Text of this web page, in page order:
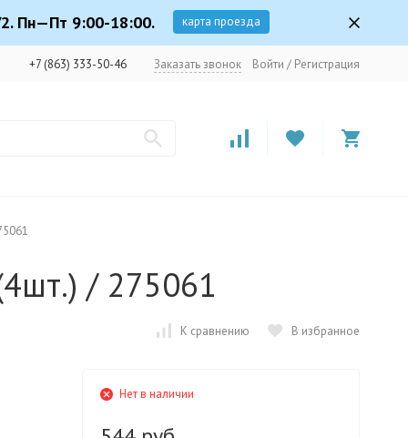
Пн—Пт 9:00-18:00. карта проезда
+7 (863) 333-50-46 Заказать звонок Войти / Регистрация
/ 275061
К сравнению В избранное
Нет в наличии